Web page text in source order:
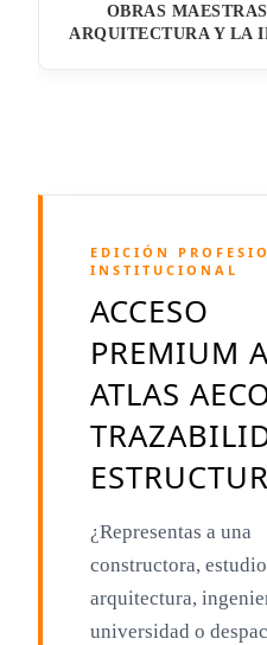
Luis Barragán
Richard Meier
Aldo Rossi
Toyo Ito
Jacques Herzog
Rem Koolhaas
Zaha Hadid
Renzo Piano
Mies van der Rohe
OBRAS
ARQUITECTURA Y LA
EDICIÓN
INSTITUCIONAL
ACCESO
PREMIUM
ATLAS
¿Representas a una
constructora,
arquitectura,
universidad o